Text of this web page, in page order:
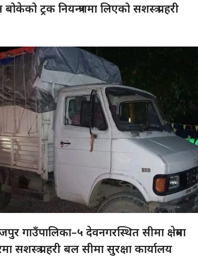
ट्रक नियन्त्रणमा लिएको सशस्त्र प्रहरी
गाउँपालिका–५ देवनगरस्थित सीमा क्षेत्रमा
प्रहरी बल सीमा सुरक्षा कार्यालय